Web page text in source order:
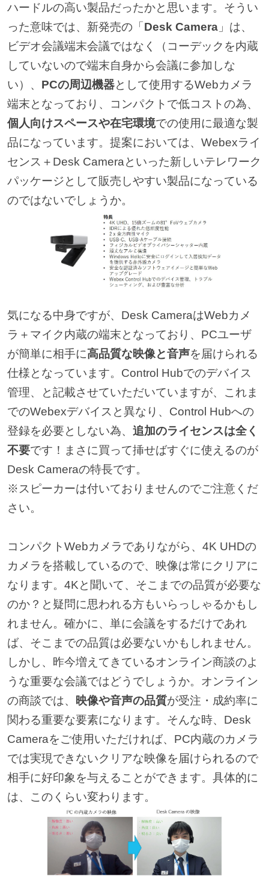
ハードルの高い製品だったかと思います。そうい
った意味では、新発売の「 Desk Camera」は、
ビデオ会議端末会議ではなく（コーデックを内蔵
していないので端末自身から会議に参加しな
い）、 PCの周辺機器として使用するWebカメラ
端末となっており、コンパクトで低コストの為、
個人向けスペースや在宅環境での使用に最適な製
品になっています。提案においては、Webexライ
センス＋Desk Cameraといった新しいテレワーク
パッケージとして販売しやすい製品になっている
のではないでしょうか。
気になる中身ですが、Desk CameraはWebカメ
ラ＋マイク内蔵の端末となっており、PCユーザ
が簡単に相手に高品質な映像と音声を届けられる
仕様となっています。Control Hubでのデバイス
管理、と記載させていただいていますが、これま
でのWebexデバイスと異なり、Control Hubへの
登録を必要としない為、 追加のライセンスは全く
不要です！まさに買って挿せばすぐに使えるのが
Desk Cameraの特長です。
※スピーカーは付いておりませんのでご注意くだ
さい。
コンパクトWebカメラでありながら、4K UHDの
カメラを搭載しているので、映像は常にクリアに
なります。4Kと聞いて、そこまでの品質が必要な
のか？と疑問に思われる方もいらっしゃるかもし
れません。確かに、単に会議をするだけであれ
ば、そこまでの品質は必要ないかもしれません。
しかし、昨今増えてきているオンライン商談のよ
うな重要な会議ではどうでしょうか。オンライン
の商談では、 映像や音声の品質が受注・成約率に
関わる重要な要素になります。そんな時、Desk
Cameraをご使用いただければ、PC内蔵のカメラ
では実現できないクリアな映像を届けられるので
相手に好印象を与えることができます。具体的に
は、このくらい変わります。